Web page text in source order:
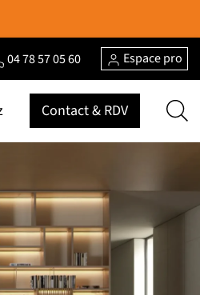
04 78 57 05 60 Espace pro
Contact & RDV